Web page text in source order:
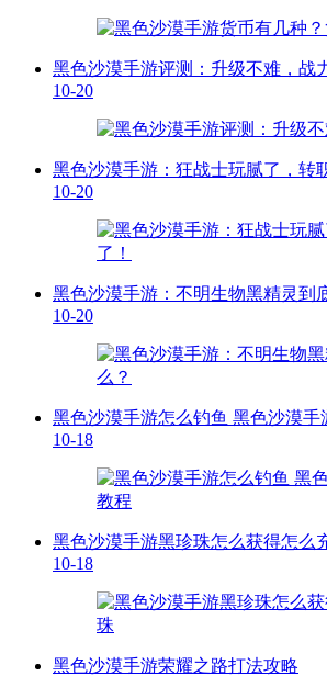
黑色沙漠手游评测：升级不难，战
10-20
黑色沙漠手游：狂战士玩腻了，转
10-20
黑色沙漠手游：不明生物黑精灵到
10-20
黑色沙漠手游怎么钓鱼 黑色沙漠手
10-18
黑色沙漠手游黑珍珠怎么获得怎么
10-18
黑色沙漠手游荣耀之路打法攻略